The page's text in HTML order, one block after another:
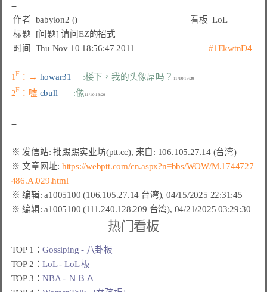
作者 babylon2 () 看板 LoL
标题
[问题] 请问EZ的招式
时间
Thu Nov 10 18:56:47 2011 #1EkwtnD4
1F ：→ howar31 :楼下，我的头像屌吗？
2F ：嘘 cbull :像
※ 发信站: 批踢踢实业坊(ptt.cc), 来自: 106.105.27.14 (台湾)
※ 文章网址: https://webptt.com/cn.aspx?n=bbs/WOW/M.1744727
486.A.029.html
热门看板
TOP 1：Gossiping - 八卦板
TOP 2：LoL - LoL 板
TOP 3：NBA - ＮＢＡ